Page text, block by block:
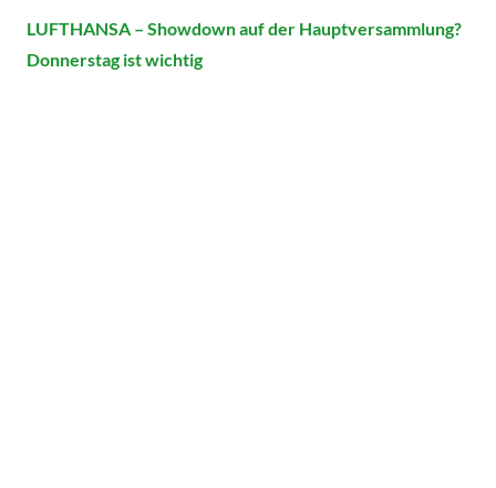
LUFTHANSA – Showdown auf der Hauptversammlung?
Donnerstag ist wichtig